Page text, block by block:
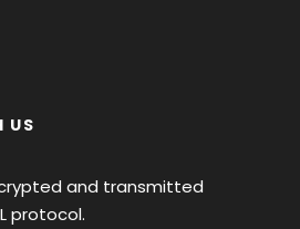
US
and transmitted
protocol.